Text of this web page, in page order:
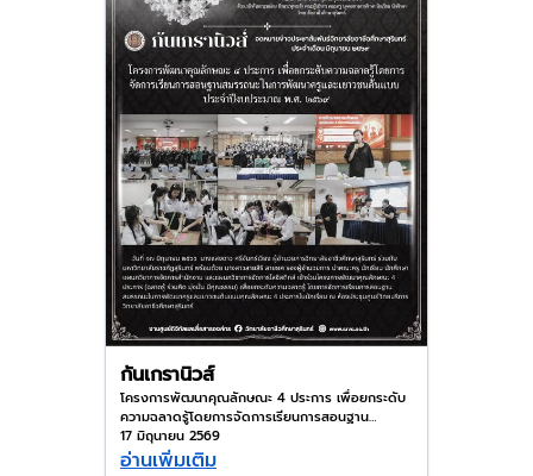
กันเกรานิวส์
โครงการพัฒนาคุณลักษณะ 4 ประการ เพื่อยกระดับ
ความฉลาดรู้โดยการจัดการเรียนการสอนฐาน
สมรรถนะในการพัฒฯาครูและเยาวชนต้นแบบ ประจำ
ปีงบประมาณ พ.ศ. 2569
17 มิถุนายน 2569
อ่านเพิ่มเติม